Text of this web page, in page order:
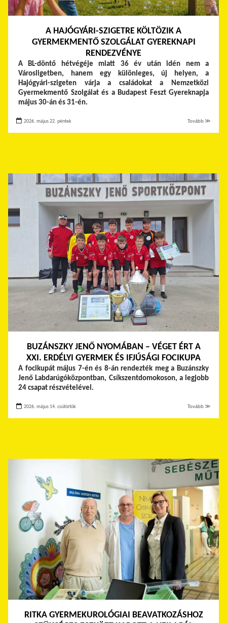
A HAJÓGYÁRI-SZIGETRE KÖLTÖZIK A
GYERMEKMENTŐ SZOLGÁLAT GYEREKNAPI
RENDEZVÉNYE
A BL-döntő hétvégéje miatt 36 év után idén nem a
Városligetben, hanem egy különleges, új helyen, a
Hajógyári-szigeten várja a családokat a Nemzetközi
Gyermekmentő Szolgálat és a Budapest Feszt Gyereknapja
május 30-án és 31-én.
2026. május 22. péntek Tovább ≫
BUZÁNSZKY JENŐ NYOMÁBAN – VÉGET ÉRT A
XXI. ERDÉLYI GYERMEK ÉS IFJÚSÁGI FOCIKUPA
A focikupát május 7-én és 8-án rendezték meg a Buzánszky
Jenő Labdarúgóközpontban, Csíkszentdomokoson, a legjobb
24 csapat részvételével.
2026. május 14. csütörtök Tovább ≫
RITKA GYERMEKUROLÓGIAI BEAVATKOZÁSHOZ